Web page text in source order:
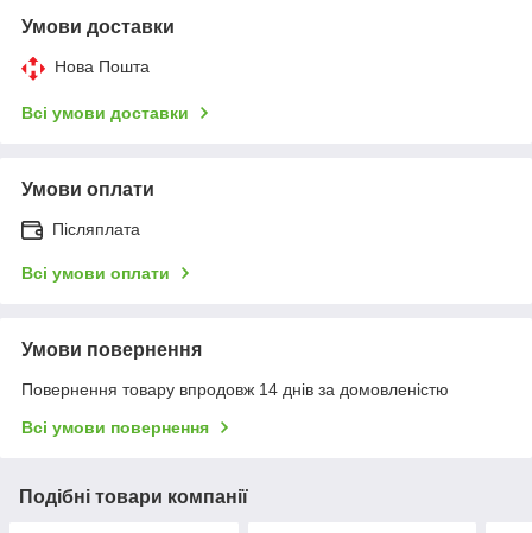
Умови доставки
Нова Пошта
Всі умови доставки
Умови оплати
Післяплата
Всі умови оплати
Умови повернення
Повернення товару впродовж 14 днів за домовленістю
Всі умови повернення
Подібні товари компанії